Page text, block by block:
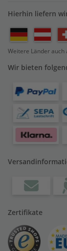
Hierhin liefern
Weitere Länder
Wir bieten
Zertifikate